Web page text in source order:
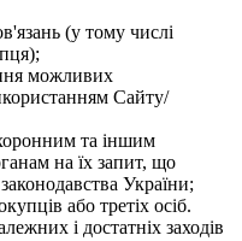
(у тому числі
можливих
Сайту/
та іншим
на їх запит, що
України;
або третіх осіб.
і достатніх заходів